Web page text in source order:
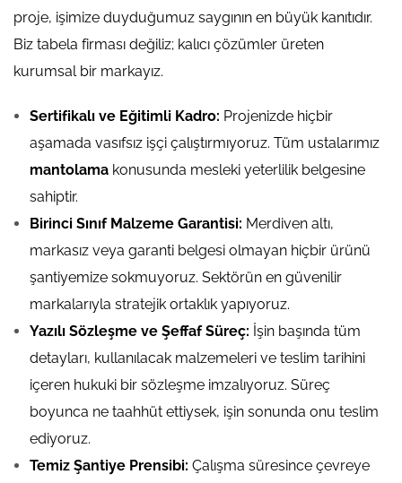
proje, işimize duyduğumuz saygının en büyük kanıtıdır.
Biz tabela firması değiliz; kalıcı çözümler üreten
kurumsal bir markayız.
Sertifikalı ve Eğitimli Kadro: Projenizde hiçbir
aşamada vasıfsız işçi çalıştırmıyoruz. Tüm ustalarımız
mantolama konusunda mesleki yeterlilik belgesine
sahiptir.
Birinci Sınıf Malzeme Garantisi: Merdiven altı,
markasız veya garanti belgesi olmayan hiçbir ürünü
şantiyemize sokmuyoruz. Sektörün en güvenilir
markalarıyla stratejik ortaklık yapıyoruz.
Yazılı Sözleşme ve Şeffaf Süreç: İşin başında tüm
detayları, kullanılacak malzemeleri ve teslim tarihini
içeren hukuki bir sözleşme imzalıyoruz. Süreç
boyunca ne taahhüt ettiysek, işin sonunda onu teslim
ediyoruz.
Temiz Şantiye Prensibi: Çalışma süresince çevreye